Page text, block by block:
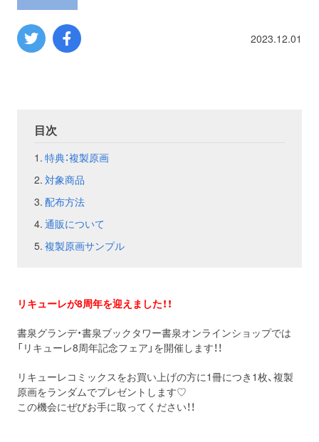
2023.12.01
目次
特典：複製原画
対象商品
配布方法
通販について
複製原画サンプル
リキューレが8周年を迎えました！！
書泉グランデ・書泉ブックタワー書泉オンラインショップでは
「リキューレ8周年記念フェア」を開催します！！
リキューレコミックスをお買い上げの方に1冊につき1枚、複製
原画をランダムでプレゼントします♡
この機会にぜびお手に取ってください！！
コンピューター
ミリタリー
フェア
会社概要